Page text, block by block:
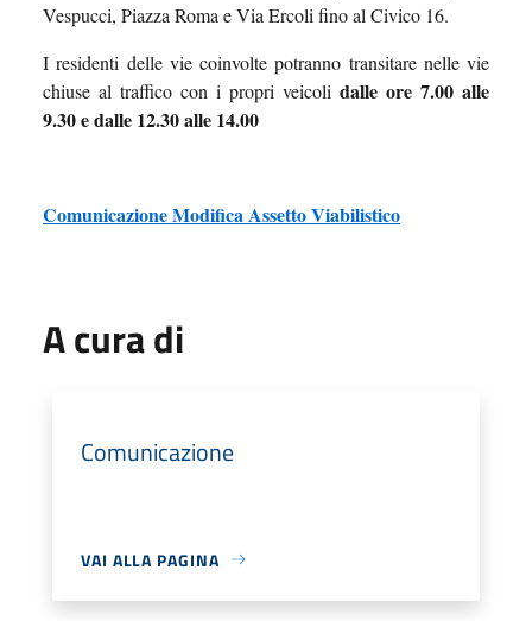
Vespucci, Piazza Roma e Via Ercoli fino al Civico 16.
I residenti delle vie coinvolte potranno transitare nelle vie
chiuse al traffico con i propri veicoli dalle ore 7.00 alle
9.30 e dalle 12.30 alle 14.00
Comunicazione Modifica Assetto Viabilistico
A cura di
Comunicazione
VAI ALLA PAGINA